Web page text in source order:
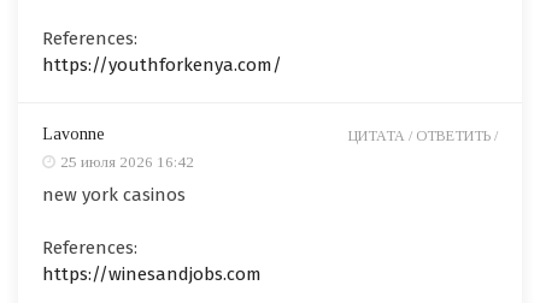
References:
https://youthforkenya.com/
Lavonne
25 июля 2026 16:42
new york casinos
References:
https://winesandjobs.com
ЦИТАТА / ОТВЕТИТЬ /